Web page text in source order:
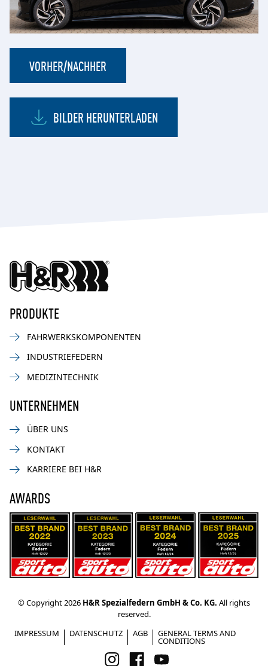
VORHER/NACHHER
BILDER HERUNTERLADEN
PRODUKTE
FAHRWERKSKOMPONENTEN
INDUSTRIEFEDERN
MEDIZINTECHNIK
UNTERNEHMEN
ÜBER UNS
KONTAKT
KARRIERE BEI H&R
AWARDS
© Copyright 2026 H&R Spezialfedern GmbH & Co. KG. All rights
reserved.
IMPRESSUM
DATENSCHUTZ AGB GENERAL TERMS AND
CONDITIONS